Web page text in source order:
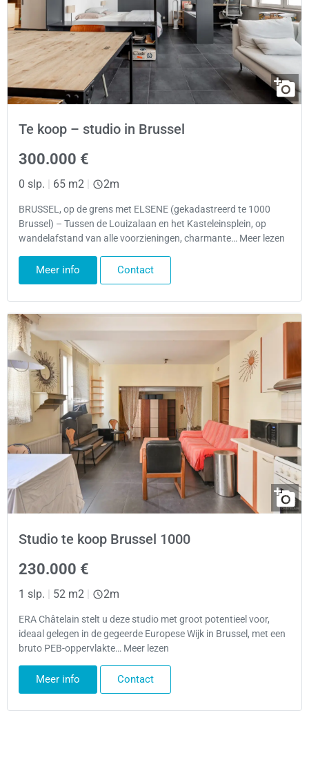
Te koop – studio in Brussel
300.000 €
0 slp. | 65 m2 | 2m
BRUSSEL, op de grens met ELSENE (gekadastreerd te 1000
Brussel) – Tussen de Louizalaan en het Kasteleinsplein, op
wandelafstand van alle voorzieningen, charmante… Meer lezen
Meer info Contact
Studio te koop Brussel 1000
230.000 €
1 slp. | 52 m2 | 2m
ERA Châtelain stelt u deze studio met groot potentieel voor,
ideaal gelegen in de gegeerde Europese Wijk in Brussel, met een
bruto PEB-oppervlakte… Meer lezen
Meer info Contact